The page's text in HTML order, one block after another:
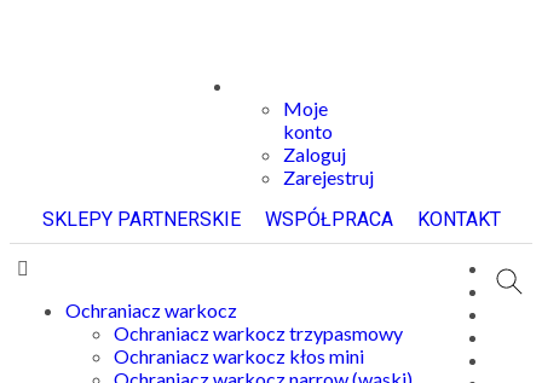
Moje
konto
Zaloguj
Zarejestruj
SKLEPY PARTNERSKIE
WSPÓŁPRACA KONTAKT
Ochraniacz warkocz
Ochraniacz warkocz trzypasmowy
Ochraniacz warkocz kłos mini